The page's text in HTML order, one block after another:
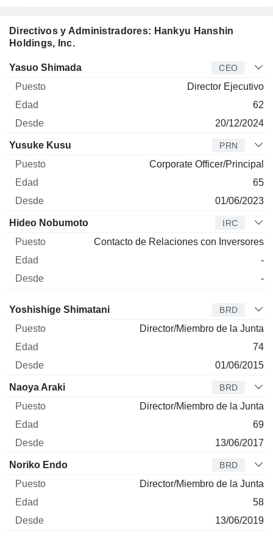
Directivos y Administradores: Hankyu Hanshin
Holdings, Inc.
Director Puesto
Yasuo Shimada CEO
Director Ejecutivo
62
20/12/2024
Yusuke Kusu PRN
Corporate Officer/Principal
65
01/06/2023
Hideo Nobumoto IRC
Contacto de Relaciones con Inversores
-
-
Administrador Puesto
Yoshishige Shimatani BRD
Director/Miembro de la Junta
74
01/06/2015
Naoya Araki BRD
Director/Miembro de la Junta
69
13/06/2017
Noriko Endo BRD
Director/Miembro de la Junta
58
13/06/2019